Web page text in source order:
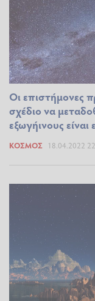
Οι επιστήμονες
σχέδιο να
εξωγήινους είναι
ΚΌΣΜΟΣ 18.04.2022